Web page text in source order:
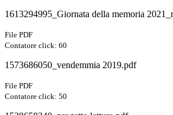
1613294995_Giornata della memoria
File PDF
Contatore click: 60
1573686050_vendemmia 2019.pdf
File PDF
Contatore click: 50